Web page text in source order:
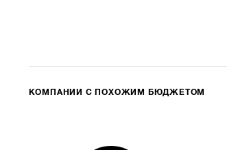
КОМПАНИИ С ПОХОЖИМ БЮДЖЕТОМ